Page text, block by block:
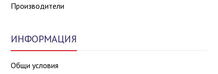
Производители
ИНФОРМАЦИЯ
Общи условия